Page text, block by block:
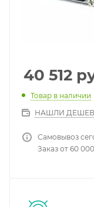
40 512
Товар в наличии
НАШЛИ
Самовывоз
Заказ от 60